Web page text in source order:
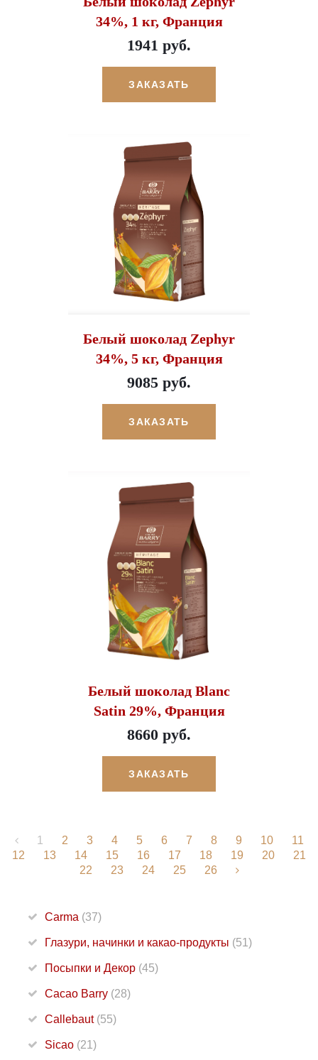
34%, 1 кг, Франция
1941 руб.
ЗАКАЗАТЬ
Белый шоколад Zephyr
34%, 5 кг, Франция
9085 руб.
ЗАКАЗАТЬ
Белый шоколад Blanc
Satin 29%, Франция
8660 руб.
ЗАКАЗАТЬ
1 2 3 4 5 6 7 8 9 10
11
12
13 14 15 16 17 18 19 20
21
22
23 24 25 26
Carma (37)
Глазури, начинки и какао-продукты (51)
Посыпки и Декор (45)
Cacao Barry (28)
Callebaut (55)
Sicao (21)